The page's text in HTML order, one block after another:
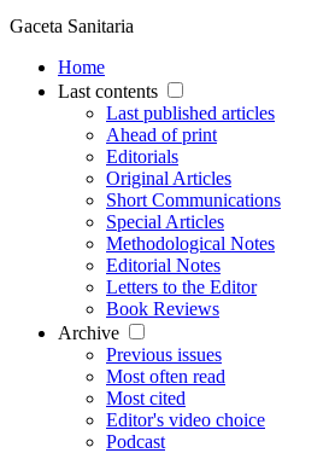
Gaceta Sanitaria
Home
Last contents
Last published articles
Ahead of print
Editorials
Original Articles
Short Communications
Special Articles
Methodological Notes
Editorial Notes
Letters to the Editor
Book Reviews
Archive
Previous issues
Most often read
Most cited
Editor's video choice
Podcast